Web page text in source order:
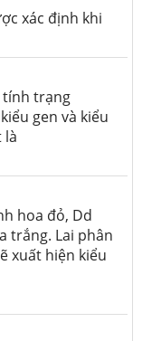
xác định khi
tính trạng
gen và kiểu
là
hoa đỏ, Dd
trắng. Lai phân
xuất hiện kiểu